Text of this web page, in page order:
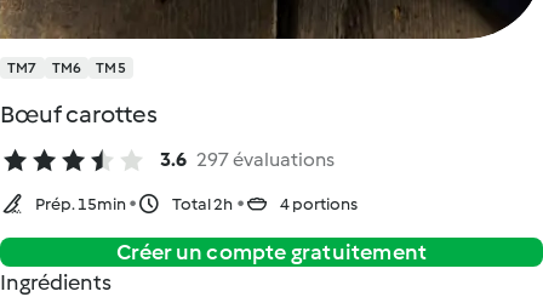
TM7 TM6 TM5
Bœuf carottes
3.6 297 évaluations
Prép. 15min Total 2h 4 portions
Créer un compte gratuitement
Ingrédients